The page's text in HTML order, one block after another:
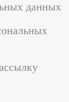
данных